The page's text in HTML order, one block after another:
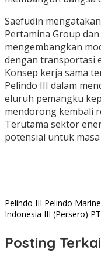
Saefudin
Pertamina Group
mengembangkan
dengan transportasi
Konsep kerja sama
Pelindo III dalam
eluruh pemangku
mendorong kembali
Terutama sektor
potensial untuk
Pelindo III Pelindo
Indonesia III (Persero)
Posting